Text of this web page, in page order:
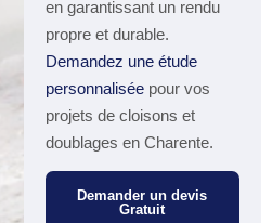
en garantissant un rendu
propre et durable.
Demandez une étude
personnaliséepour vos
projets de cloisons et
doublages en Charente.
Demander un devis
Gratuit